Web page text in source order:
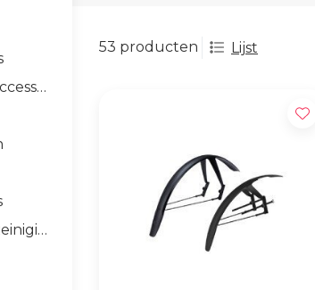
53 producten Lijst
Bagagedragers accessoires
Onderhoud en Reiniging